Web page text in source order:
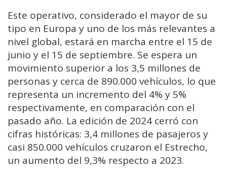
Este operativo, considerado el mayor de su
tipo en Europa y uno de los más relevantes a
nivel global, estará en marcha entre el 15 de
junio y el 15 de septiembre. Se espera un
movimiento superior a los 3,5 millones de
personas y cerca de 890.000 vehículos, lo que
representa un incremento del 4% y 5%
respectivamente, en comparación con el
pasado año. La edición de 2024 cerró con
cifras históricas: 3,4 millones de pasajeros y
casi 850.000 vehículos cruzaron el Estrecho,
un aumento del 9,3% respecto a 2023.